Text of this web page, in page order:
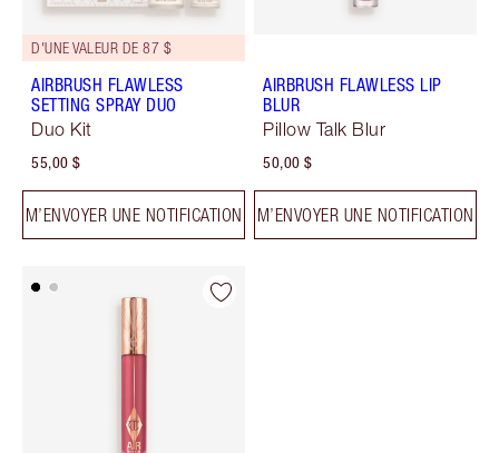
D'UNE VALEUR DE 87 $
AIRBRUSH FLAWLESS
SETTING SPRAY DUO
Duo Kit
55,00 $
M’ENVOYER UNE NOTIFICATION
AIRBRUSH FLAWLESS LIP
BLUR
Pillow Talk Blur
50,00 $
M’ENVOYER UNE NOTIFICATION